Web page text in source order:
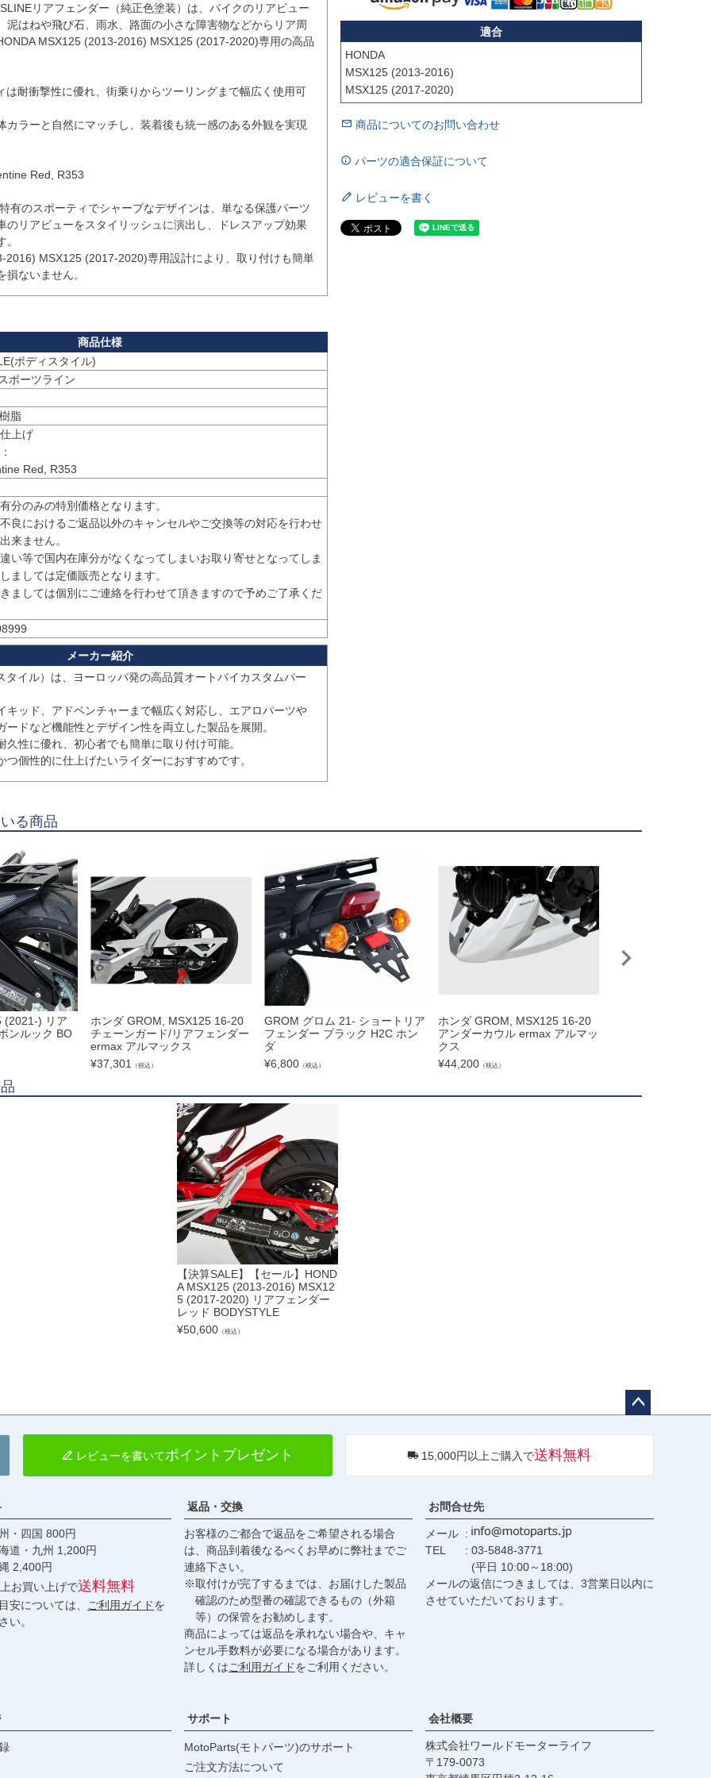
リアフェンダー（純正色塗装）は、バイクのリアビュー
泥はねや飛び石、雨水、路面の小さな障害物などからリア周
MSX125 (2013-2016) MSX125 (2017-2020)専用の高品
は耐衝撃性に優れ、街乗りからツーリングまで幅広く使用可
カラーと自然にマッチし、装着後も統一感のある外観を実現
Red, R353
有のスポーティでシャープなデザインは、単なる保護パーツ
のリアビューをスタイリッシュに演出し、ドレスアップ効果
2016) MSX125 (2017-2020)専用設計により、取り付けも簡単
ないません。
ボディスタイル)
ポーツライン
脂
上げ
Red, R353
分のみの特別価格となります。
良におけるご返品以外のキャンセルやご交換等の対応を行わせ
来ません。
い等で国内在庫分がなくなってしまいお取り寄せとなってしま
ましては定価販売となります。
ましては個別にご連絡を行わせて頂きますので予めご了承くだ
タイル）は、ヨーロッパ発の高品質オートバイカスタムパー
キッド、アドベンチャーまで幅広く対応し、エアロパーツや
ードなど機能性とデザイン性を両立した製品を展開。
久性に優れ、初心者でも簡単に取り付け可能。
つ個性的に仕上げたいライダーにおすすめです。
適合
HONDA
MSX125 (2013-2016)
MSX125 (2017-2020)
商品についてのお問い合わせ
パーツの適合保証について
レビューを書く
る商品
(2021-) リア
ンルック BO
ホンダ GROM, MSX125 16-20
チェーンガード/リアフェンダー
ermax アルマックス
¥37,301 （税込）
GROM グロム 21- ショートリア
フェンダー ブラック H2C ホン
ダ
¥6,800 （税込）
ホンダ GROM, MSX125 16-20
アンダーカウル ermax アルマッ
クス
¥44,200 （税込）
【決算SALE】【セール】HOND
A MSX125 (2013-2016) MSX12
5 (2017-2020) リアフェンダー
レッド BODYSTYLE
¥50,600（税込）
へ
レビューを書いてポイントプレゼント 15,000円以上ご購入で送料無料
・四国 800円
九州 1,200円
円
お買い上げで送料無料
安については、 ご利用ガイドを
い。
返品・交換
お客様のご都合で返品をご希望される場合
は、商品到着後なるべくお早めに弊社までご
連絡下さい。
※取付けが完了するまでは、お届けした製品
確認のため型番の確認できるもの（外箱
等）の保管をお勧めします。
商品によっては返品を承れない場合や、キャ
ンセル手数料が必要になる場合があります。
詳しくはご利用ガイドをご利用ください。
お問合せ先
メール
TEL
03-5848-3771
(平日 10:00～18:00)
メールの返信につきましては、3営業日以内に
させていただいております。
サポート
MotoParts(モトパーツ)のサポート
ご注文方法について
会社概要
株式会社ワールドモーターライフ
179-0073